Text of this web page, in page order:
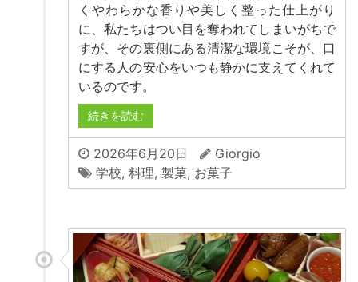
くやわらかな香りや美しく整った仕上がり
に、私たちはつい目を奪われてしまいがちで
すが、その裏側にある清潔な環境こそが、口
にする人の安心をいつも静かに支えてくれて
いるのです。
続きを読む
2026年6月20日
Giorgio
学校, 料理, 製菓, お菓子